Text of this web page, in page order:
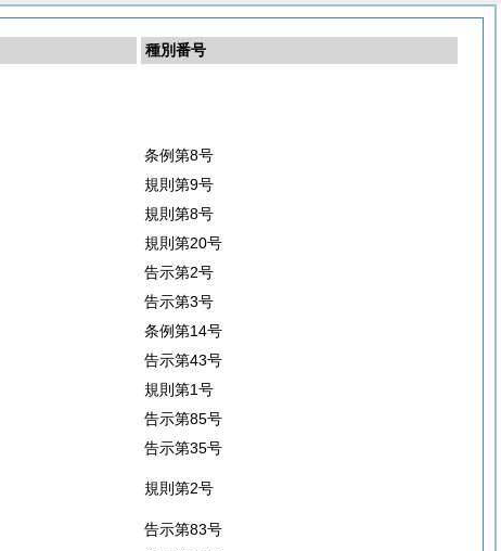
種別番号
条例第8号
規則第9号
規則第8号
規則第20号
告示第2号
告示第3号
条例第14号
告示第43号
規則第1号
告示第85号
告示第35号
規則第2号
告示第83号